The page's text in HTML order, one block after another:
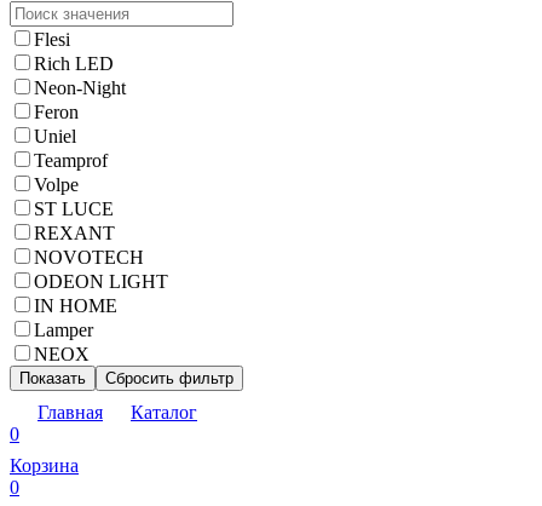
Flesi
Rich LED
Neon-Night
Feron
Uniel
Teamprof
Volpe
ST LUCE
REXANT
NOVOTECH
ODEON LIGHT
IN HOME
Lamper
NEOX
Показать Сбросить фильтр
Главная
Каталог
0
Корзина
0